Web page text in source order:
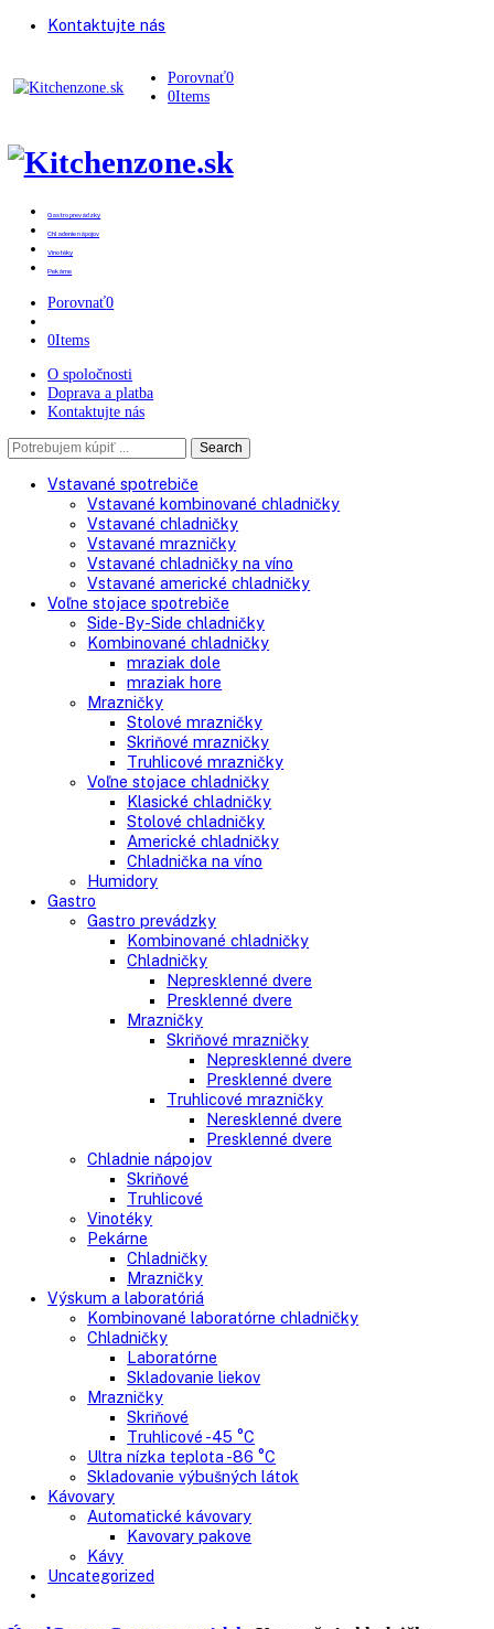
Kontaktujte nás
Porovnať
0Items
Gastro prevádzky
Chladenie nápojov
Pekárne
Porovnať
0Items
O spoločnosti
Doprava a platba
Kontaktujte nás
Search
Search
Vstavané spotrebiče
Vstavané kombinované chladničky
Vstavané chladničky
Vstavané mrazničky
Vstavané chladničky na víno
Vstavané americké chladničky
Voľne stojace spotrebiče
Side-By-Side chladničky
Kombinované chladničky
mraziak dole
mraziak hore
Mrazničky
Stolové mrazničky
Skriňové mrazničky
Truhlicové mrazničky
Voľne stojace chladničky
Klasické chladničky
Stolové chladničky
Americké chladničky
Chladnička na víno
Humidory
Gastro prevádzky
Kombinované chladničky
Chladničky
Nepresklenné dvere
Presklenné dvere
Mrazničky
Skriňové mrazničky
Chladnie nápojov
Skriňové
Truhlicové
Vinotéky
Pekárne
Chladničky
Mrazničky
Výskum a laboratóriá
Kombinované laboratórne chladničky
Chladničky
Laboratórne
Skladovanie liekov
Mrazničky
Skriňové